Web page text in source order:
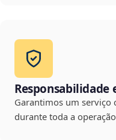
Responsabilidade
Garantimos um serviço
durante toda a